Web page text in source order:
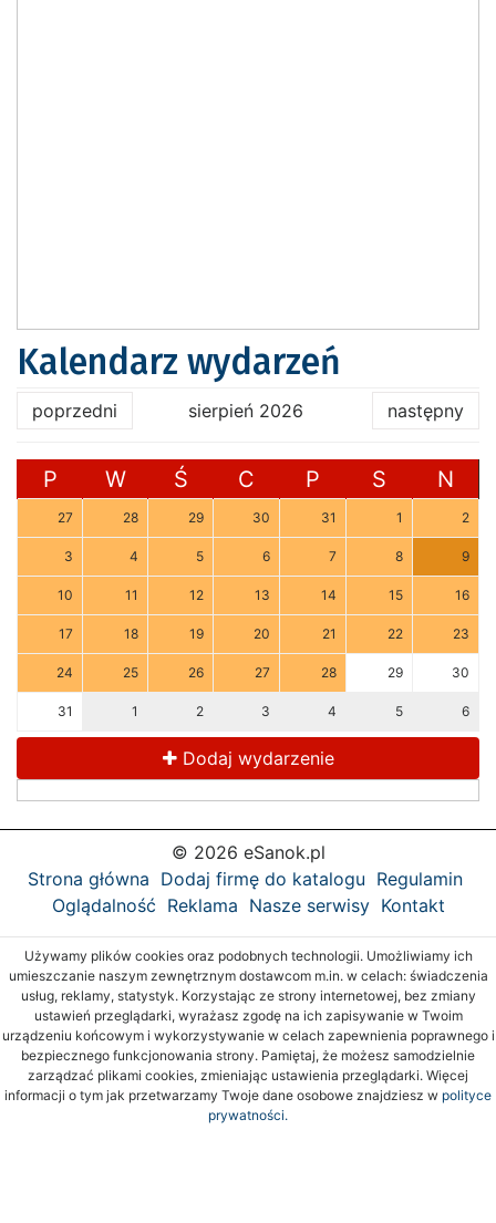
Kalendarz wydarzeń
poprzedni sierpień 2026 następny
P W Ś C P S N
27 28 29 30 31 1 2
3 4 5 6 7 8 9
10 11 12 13 14 15 16
17 18 19 20 21 22 23
24 25 26 27 28 29 30
31 1 2 3 4 5 6
Dodaj wydarzenie
© 2026 eSanok.pl
Strona główna Dodaj firmę do katalogu Regulamin
Oglądalność Reklama Nasze serwisy Kontakt
Używamy plików cookies oraz podobnych technologii. Umożliwiamy ich
umieszczanie naszym zewnętrznym dostawcom m.in. w celach: świadczenia
usług, reklamy, statystyk. Korzystając ze strony internetowej, bez zmiany
ustawień przeglądarki, wyrażasz zgodę na ich zapisywanie w Twoim
urządzeniu końcowym i wykorzystywanie w celach zapewnienia poprawnego i
bezpiecznego funkcjonowania strony. Pamiętaj, że możesz samodzielnie
zarządzać plikami cookies, zmieniając ustawienia przeglądarki. Więcej
informacji o tym jak przetwarzamy Twoje dane osobowe znajdziesz w polityce
prywatności.